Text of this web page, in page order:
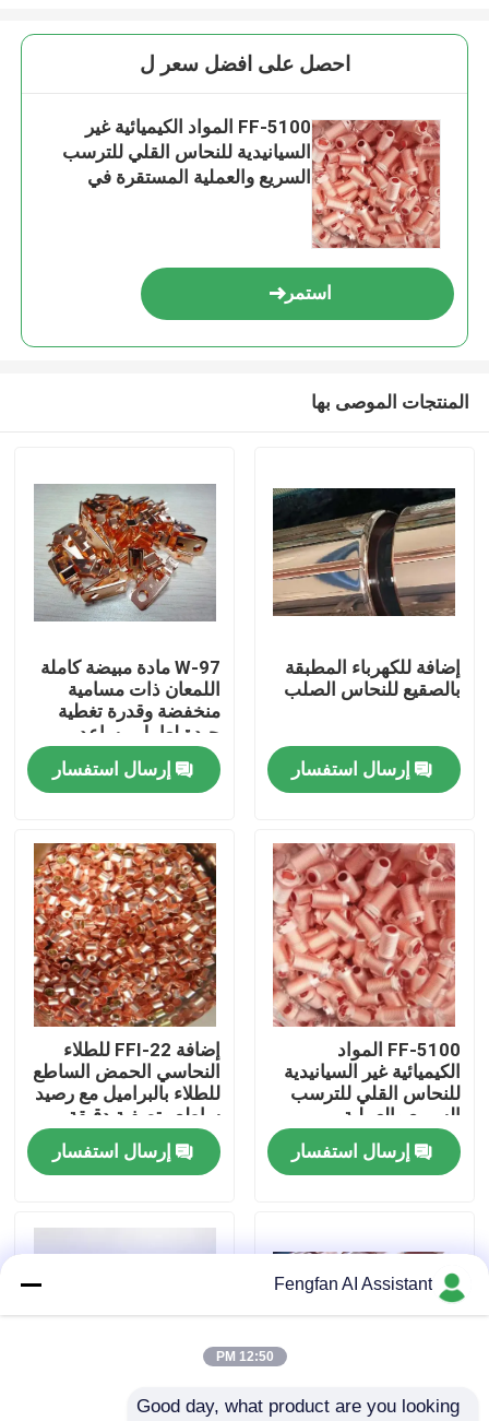
المنزل
منتجات
فيديوهات
معلومات عنا
جولة في المصنع
ضبط الجودة
أخبار
كيماويات طلاء الزنك
احصل على افضل سعر ل
FF-5100 المواد الكيميائية غير
السيانيدية للنحاس القلي للترسب
السريع والعملية المستقرة في
استمر
المنتجات الموصى بها
إضافة للكهرباء المطبقة
بالصقيع للنحاس الصلب
إرسال استفسار
W-97 مادة مبيضة كاملة
اللمعان ذات مسامية
منخفضة وقدرة تغطية
جيدة لعامل مساعد
كيميائي لطلاء النحاس
بالسيانيدإرسال استفسار
FF-5100 المواد
الكيميائية غير السيانيدية
للنحاس القلي للترسب
السريع والعملية
المستقرة في التصفيف
الكهربائيإرسال استفسار
إضافة FFI-22 للطلاء
النحاسي الحمض الساطع
للطلاء بالبراميل مع رصيد
ساطع وتصفية دقيقة
موحدة
إرسال استفسار
Fengfan AI Assistant
12:50 PM
Good day, what product are you looking